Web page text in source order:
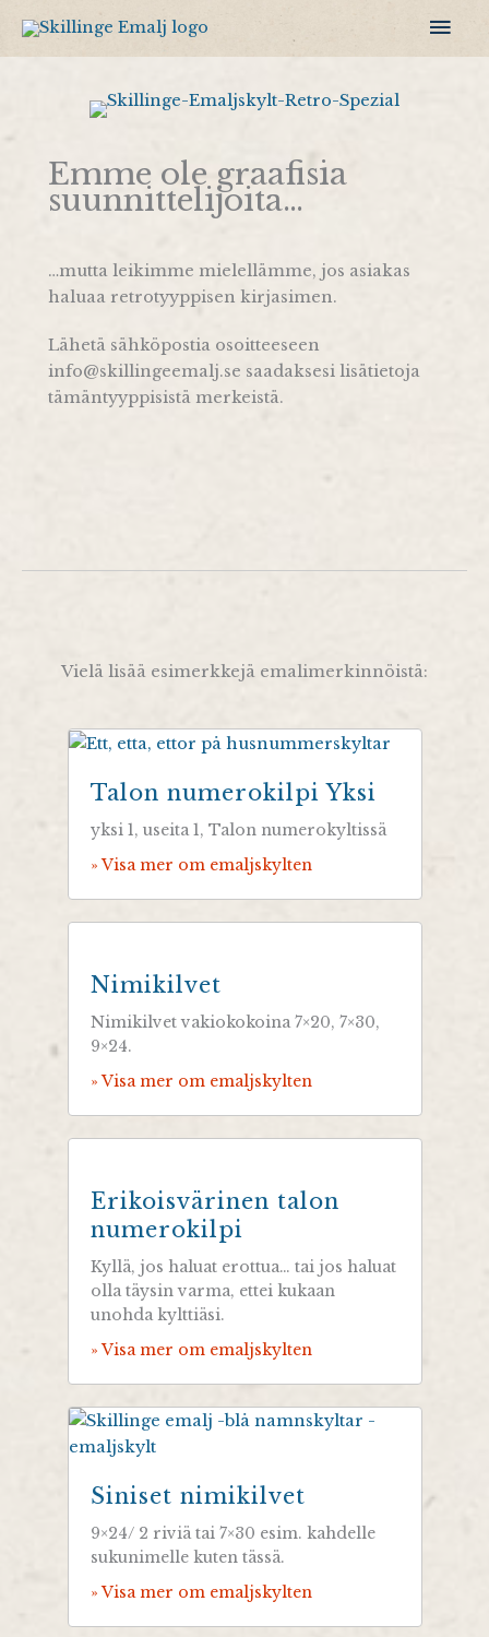
sisältöön
Emme ole graafisia
suunnittelijoita…
…mutta leikimme mielellämme, jos asiakas
haluaa retrotyyppisen kirjasimen.
Lähetä sähköpostia osoitteeseen
info@skillingeemalj.se saadaksesi lisätietoja
tämäntyyppisistä merkeistä.
Vielä lisää esimerkkejä emalimerkinnöistä:
Talon numerokilpi Yksi
yksi 1, useita 1, Talon numerokyltissä
» Visa mer om emaljskylten
Nimikilvet
Nimikilvet vakiokokoina 7×20, 7×30,
9×24.
» Visa mer om emaljskylten
Erikoisvärinen talon
numerokilpi
Kyllä, jos haluat erottua… tai jos haluat
olla täysin varma, ettei kukaan
unohda kylttiäsi.
» Visa mer om emaljskylten
Siniset nimikilvet
9×24/ 2 riviä tai 7×30 esim. kahdelle
sukunimelle kuten tässä.
» Visa mer om emaljskylten